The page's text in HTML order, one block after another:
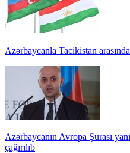
Azərbaycanla Tacikistan
Azərbaycanın Avropa Şurası
çağırılıb